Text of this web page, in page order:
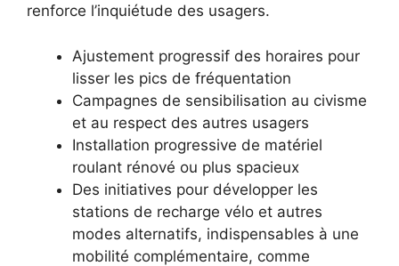
renforce l’inquiétude des usagers.
Ajustement progressif des horaires pour
lisser les pics de fréquentation
Campagnes de sensibilisation au civisme
et au respect des autres usagers
Installation progressive de matériel
roulant rénové ou plus spacieux
Des initiatives pour développer les
stations de recharge vélo et autres
modes alternatifs, indispensables à une
mobilité complémentaire, comme